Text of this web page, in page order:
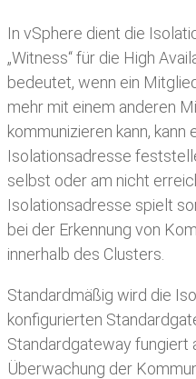
In vSphere dient die
„Witness“ für die High
bedeutet, wenn ein
mehr mit einem anderen
kommunizieren kann, kann
Isolationsadresse
selbst oder am nicht
Isolationsadresse spielt
bei der Erkennung von
innerhalb des Clusters.
Standardmäßig wird die
konfigurierten
Standardgateway fungiert
Überwachung der